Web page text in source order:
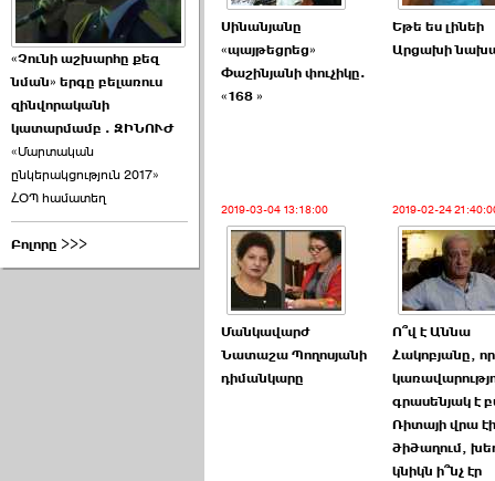
«Չունի աշխարհը քեզ
նման» երգը բելառուս
զինվորականի
կատարմամբ . ԶԻՆՈՒԺ
«Մարտական
ընկերակցություն 2017»
ՀՕՊ համատեղ
Բոլորը >>>
Սինանյանը
«պայթեցրեց»
Փաշինյանի փուչիկը.
«168 »
Եթե ես լինեի
Արցախի
2019-03-04 13:18:00
Մանկավարժ
Նատաշա Պողոսյանի
դիմանկարը
2019-02-24
Ո՞վ է Աննա
Հակոբյանը, որ
գրասենյակ է
Ռիտայի վրա
ծիծաղում,
կնիկն ի՞նչ էր